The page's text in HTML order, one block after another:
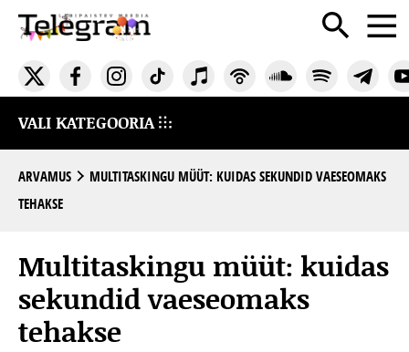
VALI KATEGOORIA
ARVAMUS
MULTITASKINGU MÜÜT: KUIDAS SEKUNDID VAESEOMAKS
TEHAKSE
Multitaskingu müüt: kuidas
sekundid vaeseomaks
tehakse